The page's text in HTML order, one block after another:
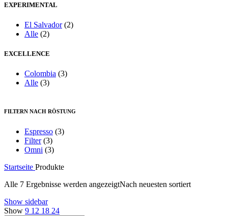
EXPERIMENTAL
El Salvador (2)
Alle (2)
EXCELLENCE
Colombia (3)
Alle (3)
FILTERN NACH RÖSTUNG
Espresso (3)
Filter (3)
Omni (3)
Startseite Produkte
Alle 7 Ergebnisse werden angezeigtNach neuesten sortiert
Show sidebar
Show 9 12 18 24